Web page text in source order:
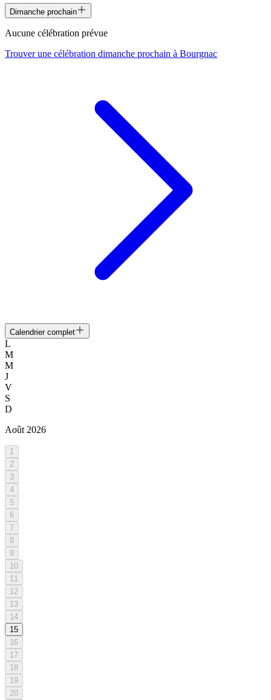
Dimanche prochain
Aucune célébration prévue
Trouver une célébration dimanche prochain à Bourgnac
Calendrier complet
L
M
M
J
V
S
D
Août 2026
1
2
3
4
5
6
7
8
9
10
11
12
13
14
15
16
17
18
19
20